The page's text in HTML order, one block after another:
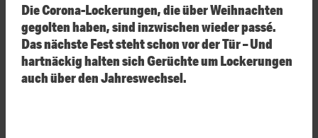
Die Corona-Lockerungen, die über Weihnachten
gegolten haben, sind inzwischen wieder passé.
Das nächste Fest steht schon vor der Tür – Und
hartnäckig halten sich Gerüchte um Lockerungen
auch über den Jahreswechsel.